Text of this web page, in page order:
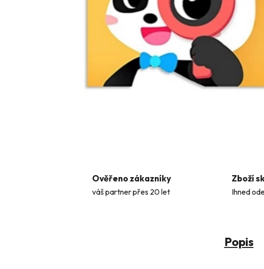
Ověřeno zákazníky
váš partner přes 20 let
Zboží
Ihned
Popis